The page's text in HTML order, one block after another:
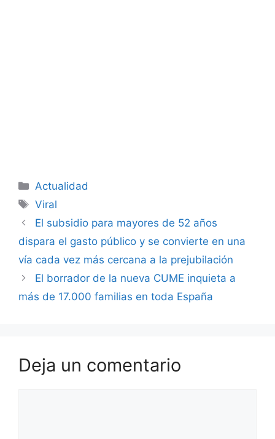
Categorías
Actualidad
Etiquetas
Viral
El subsidio para mayores de 52 años
dispara el gasto público y se convierte en una
vía cada vez más cercana a la prejubilación
El borrador de la nueva CUME inquieta a
más de 17.000 familias en toda España
Deja un comentario